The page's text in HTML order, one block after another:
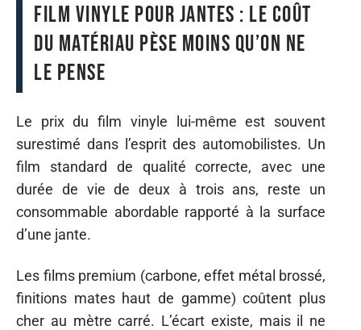
Film vinyle pour jantes : le coût
du matériau pèse moins qu’on ne
le pense
Le prix du film vinyle lui-même est souvent
surestimé dans l’esprit des automobilistes. Un
film standard de qualité correcte, avec une
durée de vie de deux à trois ans, reste un
consommable abordable rapporté à la surface
d’une jante.
Les films premium (carbone, effet métal brossé,
finitions mates haut de gamme) coûtent plus
cher au mètre carré. L’écart existe, mais il ne